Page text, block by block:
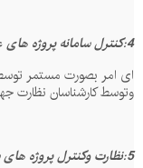
4:کنترل سامانه پروژه های عمرانی وتهیه گزارش وضعیت فیزیکی وریالی
ای امر بصورت مستمر
وتوسط کارشناسان نظارت
5:نظارت وکنترل پروژه های شهرداری